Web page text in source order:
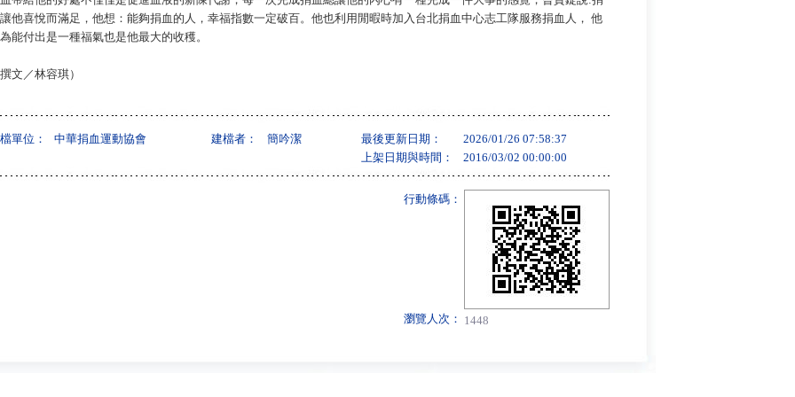
他喜悅而滿足，他想：能夠捐血的人，幸福指數一定破百。他也利用閒暇時加入台北捐血中心志工隊服務捐血人， 他
能付出是一種福氣也是他最大的收穫。
撰文／林容琪）
單位： 中華捐血運動協會 建檔者： 簡吟潔 最後更新日期：
2026/01/26 07:58:37
上架日期與時間：
2016/03/02 00:00:00
行動條碼：
瀏覽人次： 1448